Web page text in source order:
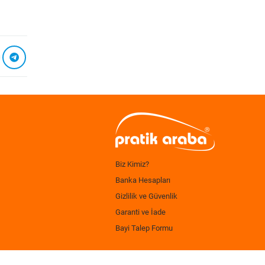
Biz Kimiz?
Banka Hesapları
Gizlilik ve Güvenlik
Garanti ve İade
Bayi Talep Formu